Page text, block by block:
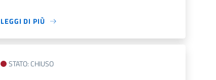
LEGGI DI PIÙ
STATO: CHIUSO